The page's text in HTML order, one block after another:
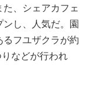
、シェアカフェ
し、人気だ。園
フユザクラが約
などが行われ